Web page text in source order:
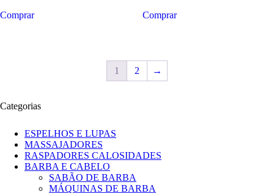
Comprar Comprar
1 2 →
Categorias
ESPELHOS E LUPAS
MASSAJADORES
RASPADORES CALOSIDADES
BARBA E CABELO
SABÃO DE BARBA
MÁQUINAS DE BARBA